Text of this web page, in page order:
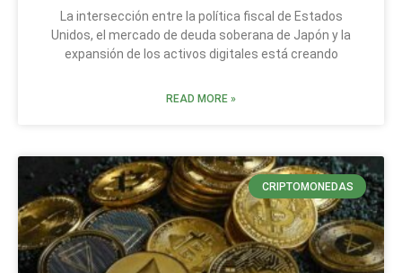
La intersección entre la política fiscal de Estados
Unidos, el mercado de deuda soberana de Japón y la
expansión de los activos digitales está creando
READ MORE »
CRIPTOMONEDAS